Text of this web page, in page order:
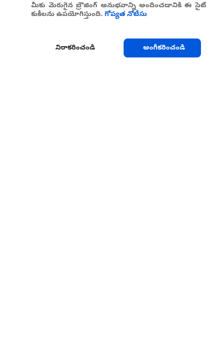
మీకు మెరుగైన బ్రౌజింగ్ అనుభవాన్ని అందించడానికి ఈ సైట్
కుకీలను ఉపయోగిస్తుంది. గోప్యత నోటీసు
నిరాకరించండి అంగీకరించండి